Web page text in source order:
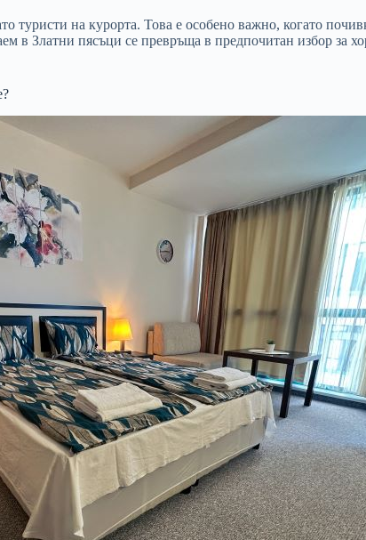
туристи на курорта. Това е особено важно, когато
Златни пясъци се превръща в предпочитан избор за